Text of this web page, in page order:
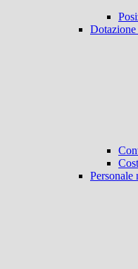
Dotazione
Personale